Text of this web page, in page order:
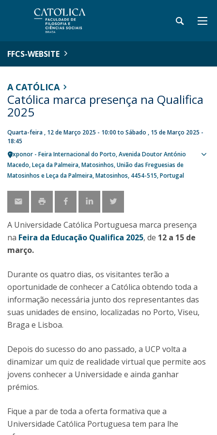
FFCS-WEBSITE
A CATÓLICA
Católica marca presença na Qualifica
2025
Quarta-feira , 12 de Março 2025 - 10:00to Sábado , 15 de Março 2025 -
18:45
Exponor - Feira Internacional do Porto Avenida Doutor António
Macedo Leça da Palmeira, Matosinhos União das Freguesias de
Matosinhos e Leça da Palmeira, Matosinhos 4454-515 Portugal
A Universidade Católica Portuguesa marca presença
na Feira da Educação Qualifica 2025, de 12 a 15 de
março.
Durante os quatro dias, os visitantes terão a
oportunidade de conhecer a Católica obtendo toda a
informação necessária junto dos representantes das
suas unidades de ensino, localizadas no Porto, Viseu,
Braga e Lisboa.
Depois do sucesso do ano passado, a UCP volta a
dinamizar um quiz de realidade virtual que permite aos
jovens conhecer a Universidade e ainda ganhar
prémios.
Fique a par de toda a oferta formativa que a
Universidade Católica Portuguesa tem para lhe